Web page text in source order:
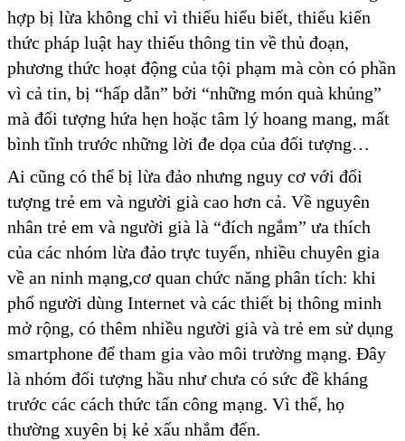
hợp bị lừa không chỉ vì thiếu hiểu biết, thiếu kiến
thức pháp luật hay thiếu thông tin về thủ đoạn,
phương thức hoạt động của tội phạm mà còn có phần
vì cả tin, bị “hấp dẫn” bởi “những món quà khủng”
mà đối tượng hứa hẹn hoặc tâm lý hoang mang, mất
bình tĩnh trước những lời đe dọa của đối tượng…
Ai cũng có thể bị lừa đảo nhưng nguy cơ với đối
tượng trẻ em và người già cao hơn cả. Về nguyên
nhân trẻ em và người già là “đích ngắm” ưa thích
của các nhóm lừa đảo trực tuyến, nhiều chuyên gia
về an ninh mạng,cơ quan chức năng phân tích: khi
phổ người dùng Internet và các thiết bị thông minh
mở rộng, có thêm nhiều người già và trẻ em sử dụng
smartphone để tham gia vào môi trường mạng. Đây
là nhóm đối tượng hầu như chưa có sức đề kháng
trước các cách thức tấn công mạng. Vì thế, họ
thường xuyên bị kẻ xấu nhắm đến.